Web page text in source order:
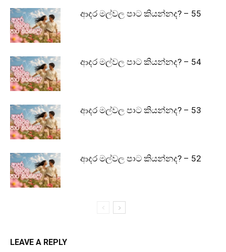
ආදර මල්වල පාට කියන්නද? – 55
ආදර මල්වල පාට කියන්නද? – 54
ආදර මල්වල පාට කියන්නද? – 53
ආදර මල්වල පාට කියන්නද? – 52
LEAVE A REPLY